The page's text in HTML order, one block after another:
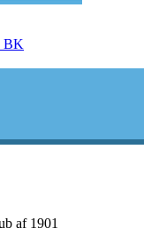
BK
af 1901